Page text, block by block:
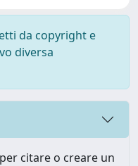
da copyright e
diversa
citare o creare un